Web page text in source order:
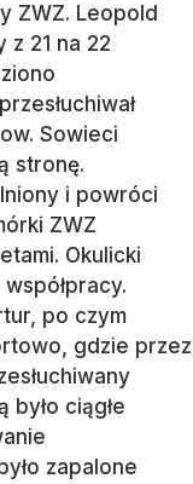
ZWZ. Leopold
z 21 na 22
Sowieci
stronę.
i powróci
ZWZ
Okulicki
po czym
gdzie przez
ciągłe
zapalone